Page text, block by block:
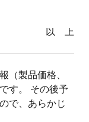
以 上
（製品価格、
す。 その後予
で、あらかじ